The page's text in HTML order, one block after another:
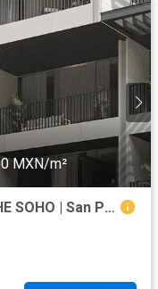
MXN/m²
Departamentos en Preventa | THE SOHO | San Pedro Garza García, N.L.